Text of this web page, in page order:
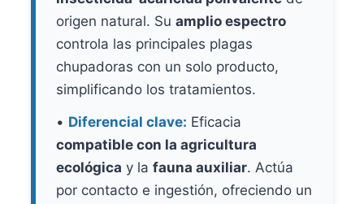
origen natural. Su amplio espectro
controla las principales plagas
chupadoras con un solo producto,
simplificando los tratamientos.
• Diferencial clave: Eficacia
compatible con la agricultura
ecológica y la fauna auxiliar. Actúa
por contacto e ingestión, ofreciendo un